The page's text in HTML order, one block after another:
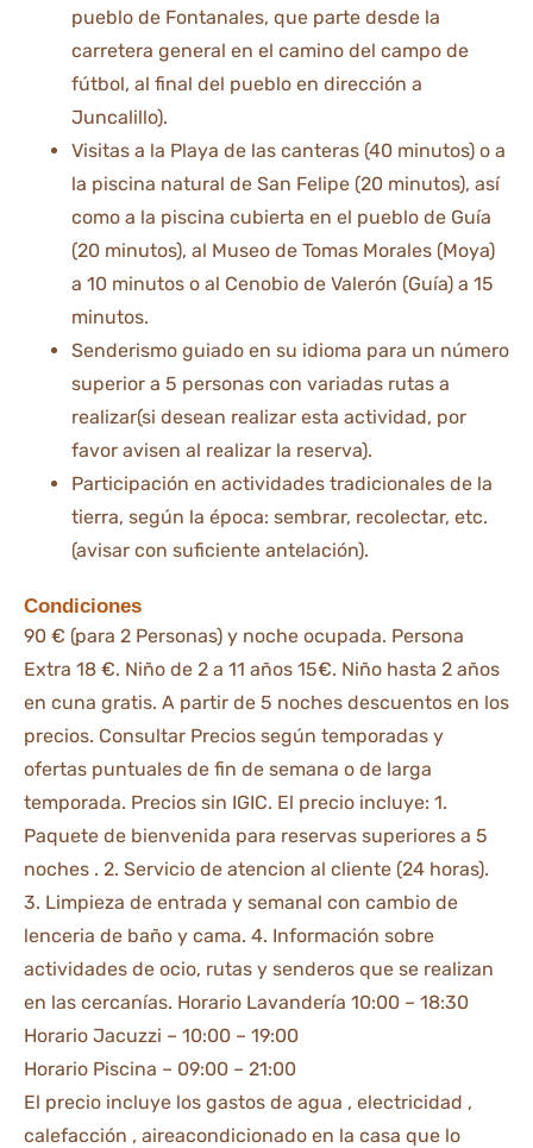
pueblo de Fontanales, que parte desde la
carretera general en el camino del campo de
fútbol, al final del pueblo en dirección a
Juncalillo).
Visitas a la Playa de las canteras (40 minutos) o a
la piscina natural de San Felipe (20 minutos), así
como a la piscina cubierta en el pueblo de Guía
(20 minutos), al Museo de Tomas Morales (Moya)
a 10 minutos o al Cenobio de Valerón (Guía) a 15
minutos.
Senderismo guiado en su idioma para un número
superior a 5 personas con variadas rutas a
realizar(si desean realizar esta actividad, por
favor avisen al realizar la reserva).
Participación en actividades tradicionales de la
tierra, según la época: sembrar, recolectar, etc.
(avisar con suficiente antelación).
Condiciones
90 € (para 2 Personas) y noche ocupada. Persona
Extra 18 €. Niño de 2 a 11 años 15€. Niño hasta 2 años
en cuna gratis. A partir de 5 noches descuentos en los
precios. Consultar Precios según temporadas y
ofertas puntuales de fin de semana o de larga
temporada. Precios sin IGIC. El precio incluye: 1.
Paquete de bienvenida para reservas superiores a 5
noches . 2. Servicio de atencion al cliente (24 horas).
3. Limpieza de entrada y semanal con cambio de
lenceria de baño y cama. 4. Información sobre
actividades de ocio, rutas y senderos que se realizan
en las cercanías. Horario Lavandería 10:00 – 18:30
Horario Jacuzzi – 10:00 – 19:00
Horario Piscina – 09:00 – 21:00
El precio incluye los gastos de agua , electricidad ,
calefacción , aireacondicionado en la casa que lo